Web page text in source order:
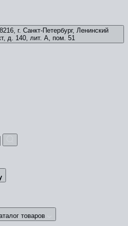
г. Санкт-Петербург, Ленинский
д. 140, лит. А, пом. 51
товаров